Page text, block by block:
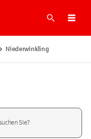
Suche
Niederwinkling